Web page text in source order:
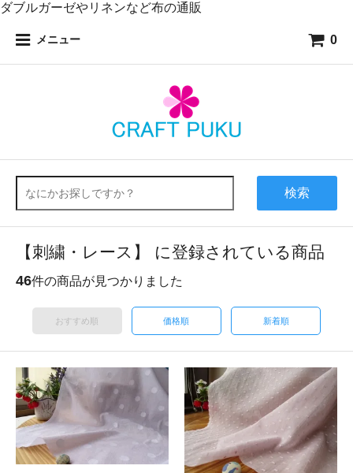
ダブルガーゼやリネンなど布の通販
メニュー 0
検索
【刺繍・レース】 に登録されている商品
46件の商品が見つかりました
おすすめ順 価格順 新着順